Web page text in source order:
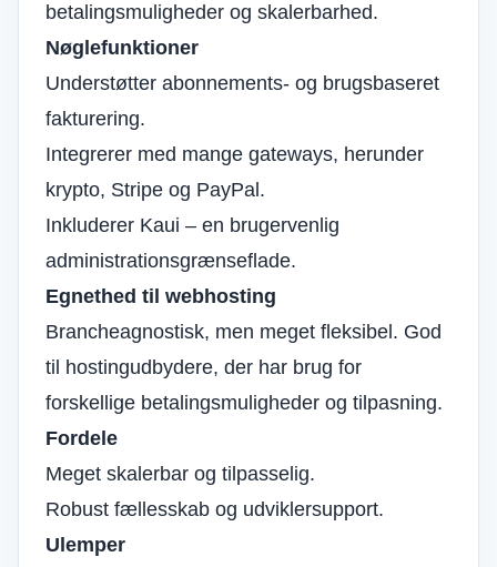
betalingsmuligheder og skalerbarhed.
Nøglefunktioner
Understøtter abonnements- og brugsbaseret
fakturering.
Integrerer med mange gateways, herunder
krypto, Stripe og PayPal.
Inkluderer Kaui – en brugervenlig
administrationsgrænseflade.
Egnethed til webhosting
Brancheagnostisk, men meget fleksibel. God
til hostingudbydere, der har brug for
forskellige betalingsmuligheder og tilpasning.
Fordele
Meget skalerbar og tilpasselig.
Robust fællesskab og udviklersupport.
Ulemper